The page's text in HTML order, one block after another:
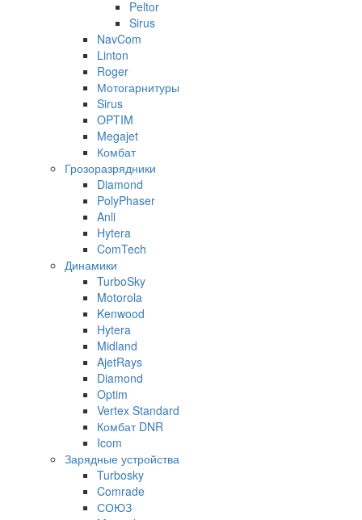
Peltor
Sirus
NavCom
Linton
Roger
Мотогарнитуры
Sirus
OPTIM
Megajet
Комбат
Грозоразрядники
Diamond
PolyPhaser
Anli
Hytera
ComTech
Динамики
TurboSky
Motorola
Kenwood
Hytera
Midland
AjetRays
Diamond
Optim
Vertex Standard
Комбат DNR
Icom
Зарядные устройства
Turbosky
Comrade
СОЮЗ